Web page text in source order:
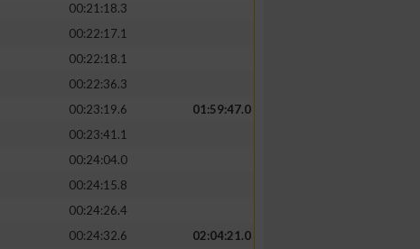
00:21:18.3
00:22:17.1
00:22:18.1
00:22:36.3
00:23:19.6
01:59:47.0
00:23:41.1
00:24:04.0
00:24:15.8
00:24:26.4
00:24:32.6
02:04:21.0